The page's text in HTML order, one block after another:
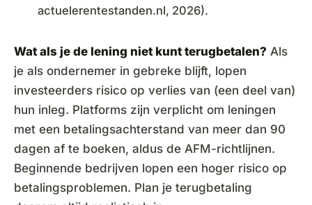
actuelerentestanden.nl, 2026).
Wat als je de lening niet kunt terugbetalen? Als
je als ondernemer in gebreke blijft, lopen
investeerders risico op verlies van (een deel van)
hun inleg. Platforms zijn verplicht om leningen
met een betalingsachterstand van meer dan 90
dagen af te boeken, aldus de AFM-richtlijnen.
Beginnende bedrijven lopen een hoger risico op
betalingsproblemen. Plan je terugbetaling